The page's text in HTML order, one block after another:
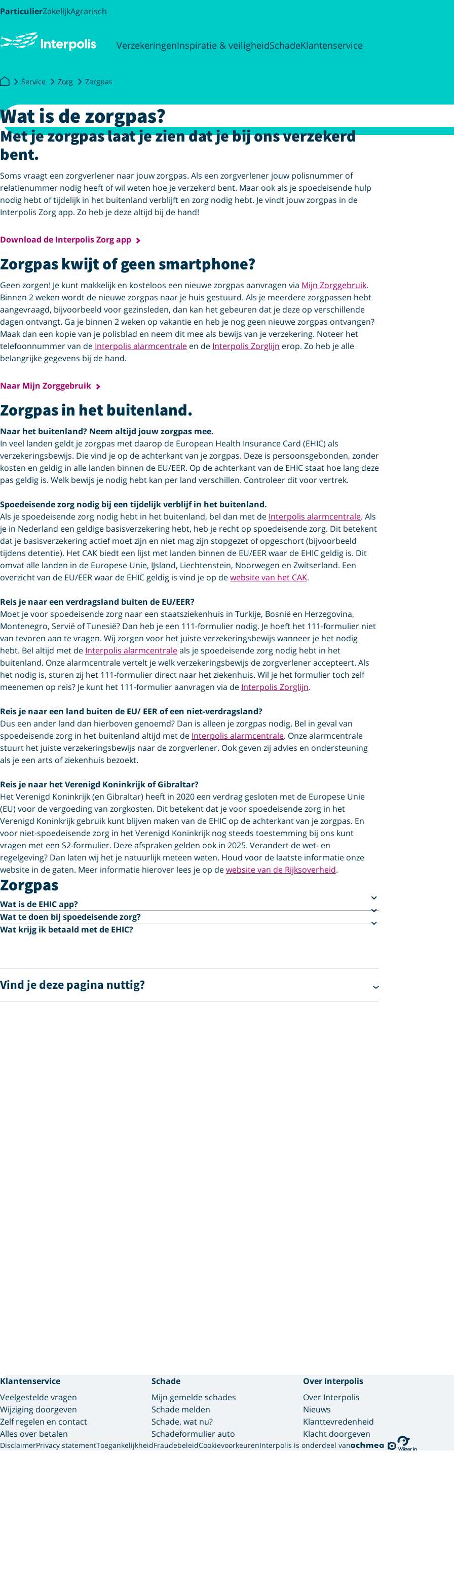
ParticulierZakelijkAgrarisch
VerzekeringenInspiratie & veiligheidSchadeKlantenservice
Service Zorg Zorgpas
Wat is de zorgpas?
Met je zorgpas laat je zien dat je bij ons verzekerd
bent.
Soms vraagt een zorgverlener naar jouw zorgpas. Als een zorgverlener jouw polisnummer of
relatienummer nodig heeft of wil weten hoe je verzekerd bent. Maar ook als je spoedeisende hulp
nodig hebt of tijdelijk in het buitenland verblijft en zorg nodig hebt. Je vindt jouw zorgpas in de
Interpolis Zorg app. Zo heb je deze altijd bij de hand!
Download de Interpolis Zorg app
Zorgpas kwijt of geen smartphone?
Geen zorgen! Je kunt makkelijk en kosteloos een nieuwe zorgpas aanvragen via Mijn Zorggebruik.
Binnen 2 weken wordt de nieuwe zorgpas naar je huis gestuurd. Als je meerdere zorgpassen hebt
aangevraagd, bijvoorbeeld voor gezinsleden, dan kan het gebeuren dat je deze op verschillende
dagen ontvangt. Ga je binnen 2 weken op vakantie en heb je nog geen nieuwe zorgpas ontvangen?
Maak dan een kopie van je polisblad en neem dit mee als bewijs van je verzekering. Noteer het
telefoonnummer van de Interpolis alarmcentrale en de Interpolis Zorglijn erop. Zo heb je alle
belangrijke gegevens bij de hand.
Naar Mijn Zorggebruik
Zorgpas in het buitenland.
Naar het buitenland? Neem altijd jouw zorgpas mee.
In veel landen geldt je zorgpas met daarop de European Health Insurance Card (EHIC) als
verzekeringsbewijs. Die vind je op de achterkant van je zorgpas. Deze is persoonsgebonden, zonder
kosten en geldig in alle landen binnen de EU/EER. Op de achterkant van de EHIC staat hoe lang deze
pas geldig is. Welk bewijs je nodig hebt kan per land verschillen. Controleer dit voor vertrek.
Spoedeisende zorg nodig bij een tijdelijk verblijf in het buitenland.
Als je spoedeisende zorg nodig hebt in het buitenland, bel dan met de Interpolis alarmcentrale. Als
je in Nederland een geldige basisverzekering hebt, heb je recht op spoedeisende zorg. Dit betekent
dat je basisverzekering actief moet zijn en niet mag zijn stopgezet of opgeschort (bijvoorbeeld
tijdens detentie). Het CAK biedt een lijst met landen binnen de EU/EER waar de EHIC geldig is. Dit
omvat alle landen in de Europese Unie, IJsland, Liechtenstein, Noorwegen en Zwitserland. Een
overzicht van de EU/EER waar de EHIC geldig is vind je op dewebsite van het CAK.
Reis je naar een verdragsland buiten de EU/EER?
Moet je voor spoedeisende zorg naar een staatsziekenhuis in Turkije, Bosnië en Herzegovina,
Montenegro, Servië of Tunesië? Dan heb je een 111-formulier nodig. Je hoeft het 111-formulier niet
van tevoren aan te vragen. Wij zorgen voor het juiste verzekeringsbewijs wanneer je het nodig
hebt. Bel altijd met de Interpolis alarmcentraleals je spoedeisende zorg nodig hebt in het
buitenland. Onze alarmcentrale vertelt je welk verzekeringsbewijs de zorgverlener accepteert. Als
het nodig is, sturen zij het 111-formulier direct naar het ziekenhuis. Wil je het formulier toch zelf
meenemen op reis? Je kunt het 111-formulier aanvragen via de Interpolis Zorglijn.
Reis je naar een land buiten de EU/ EER of een niet-verdragsland?
Dus een ander land dan hierboven genoemd? Dan is alleen je zorgpas nodig. Bel in geval van
spoedeisende zorg in het buitenland altijd met de Interpolis alarmcentrale. Onze alarmcentrale
stuurt het juiste verzekeringsbewijs naar de zorgverlener. Ook geven zij advies en ondersteuning
als je een arts of ziekenhuis bezoekt.
Reis je naar het Verenigd Koninkrijk of Gibraltar?
Het Verenigd Koninkrijk (en Gibraltar) heeft in 2020 een verdrag gesloten met de Europese Unie
(EU) voor de vergoeding van zorgkosten. Dit betekent dat je voor spoedeisende zorg in het
Verenigd Koninkrijk gebruik kunt blijven maken van de EHIC op de achterkant van je zorgpas. En
voor niet-spoedeisende zorg in het Verenigd Koninkrijk nog steeds toestemming bij ons kunt
vragen met een S2-formulier. Deze afspraken gelden ook in 2025. Verandert de wet- en
regelgeving? Dan laten wij het je natuurlijk meteen weten. Houd voor de laatste informatie onze
website in de gaten. Meer informatie hierover lees je op dewebsite van de Rijksoverheid.
Zorgpas
Wat is de EHIC app?
Wat te doen bij spoedeisende zorg?
Wat krijg ik betaald met de EHIC?
Vind je deze pagina nuttig?
Klantenservice
Veelgestelde vragen
Wijziging doorgeven
Zelf regelen en contact
Alles over betalen
Schade
Mijn gemelde schades
Schade melden
Schade, wat nu?
Schadeformulier auto
Over Interpolis
Over Interpolis
Nieuws
Klanttevredenheid
Klacht doorgeven
DisclaimerPrivacy statementToegankelijkheidFraudebeleidCookievoorkeurenInterpolis is onderdeel van